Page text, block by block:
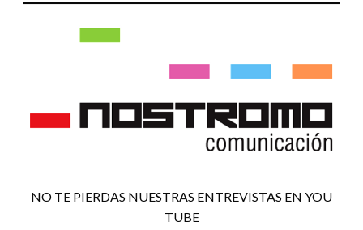
NO TE PIERDAS NUESTRAS ENTREVISTAS EN YOU
TUBE